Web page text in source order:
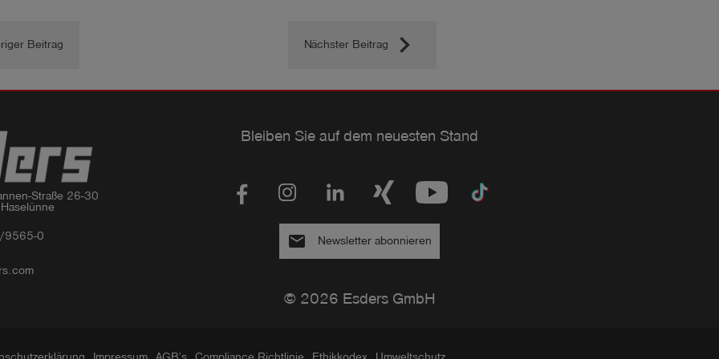
Beitrag Nächster Beitrag keyboard_arrow_right
Straße 26-30
9565-0
Bleiben Sie auf dem neuesten Stand
email Newsletter abonnieren
© 2026 Esders GmbH